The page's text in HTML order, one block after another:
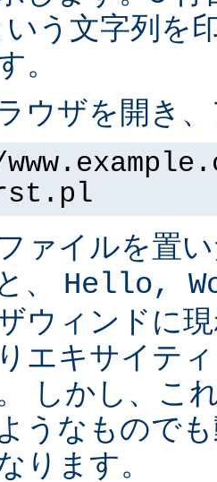
う文字列を
。
ウザを開き
ァイルを置
、 Hello,
ウィンドに
エキサイテ
しかし、こ
うなもので
ります。